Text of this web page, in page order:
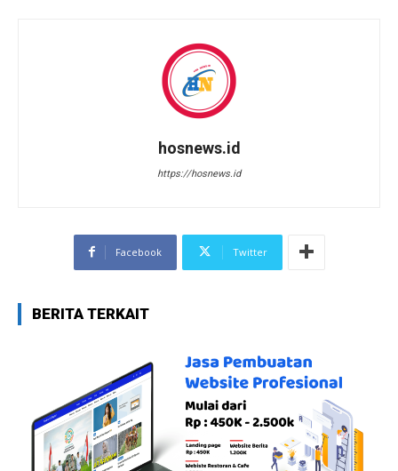
hosnews.id
https://hosnews.id
Facebook Twitter
BERITA TERKAIT